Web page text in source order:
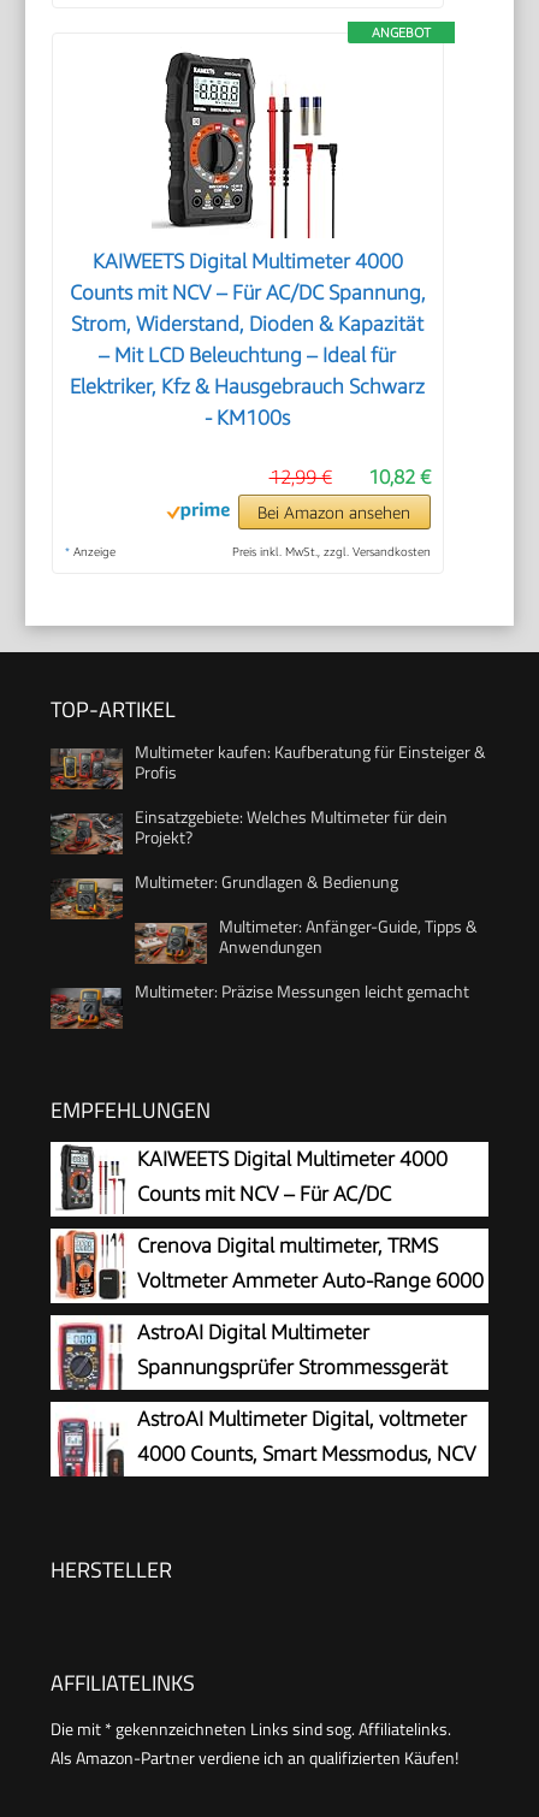
ANGEBOT
KAIWEETS Digital Multimeter 4000
Counts mit NCV – Für AC/DC Spannung,
Strom, Widerstand, Dioden & Kapazität
– Mit LCD Beleuchtung – Ideal für
Elektriker, Kfz & Hausgebrauch Schwarz
- KM100s
10,82 €
12,99 €
Bei Amazon ansehen
* Anzeige Preis inkl. MwSt., zzgl. Versandkosten
TOP-ARTIKEL
Multimeter kaufen: Kaufberatung für Einsteiger &
Profis
Einsatzgebiete: Welches Multimeter für dein
Projekt?
Multimeter: Grundlagen & Bedienung
Multimeter: Anfänger-Guide, Tipps &
Anwendungen
Multimeter: Präzise Messungen leicht gemacht
EMPFEHLUNGEN
KAIWEETS Digital Multimeter 4000
Counts mit NCV – Für AC/DC
Spannung, Strom, Widerstand, Dioden
& Kapazität – Mit LCD Beleuchtung – Ideal für
Elektriker, Kfz & Hausgebrauch Schwarz -
KM100s
Crenova Digital multimeter, TRMS
Voltmeter Ammeter Auto-Range 6000
Zähler Ohmmeter, misst Spannung
Kapazität Temp Wiederstand mit Large LCD-
Anzeige und Hintergrundlicht, for Automotive,
Elektrike
AstroAI Digital Multimeter
Spannungsprüfer Strommessgerät
Tester
AstroAI Multimeter Digital, voltmeter
4000 Counts, Smart Messmodus, NCV
HERSTELLER
AFFILIATELINKS
Die mit * gekennzeichneten Links sind sog. Affiliatelinks.
Als Amazon-Partner verdiene ich an qualifizierten Käufen!